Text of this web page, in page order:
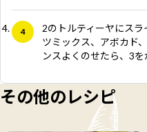
2のトルティーヤにス
ツミックス、アボカド
ンスよくのせたら、3を
その他のレシピ